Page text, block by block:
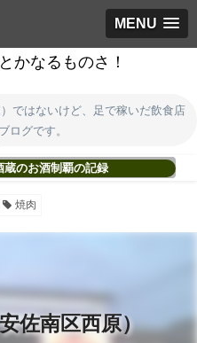
MENU
かなるものさ！
ではないけど、足で稼いだ飲食店
ログです。
のお酒制覇の記録
焼肉
佐南区西原）